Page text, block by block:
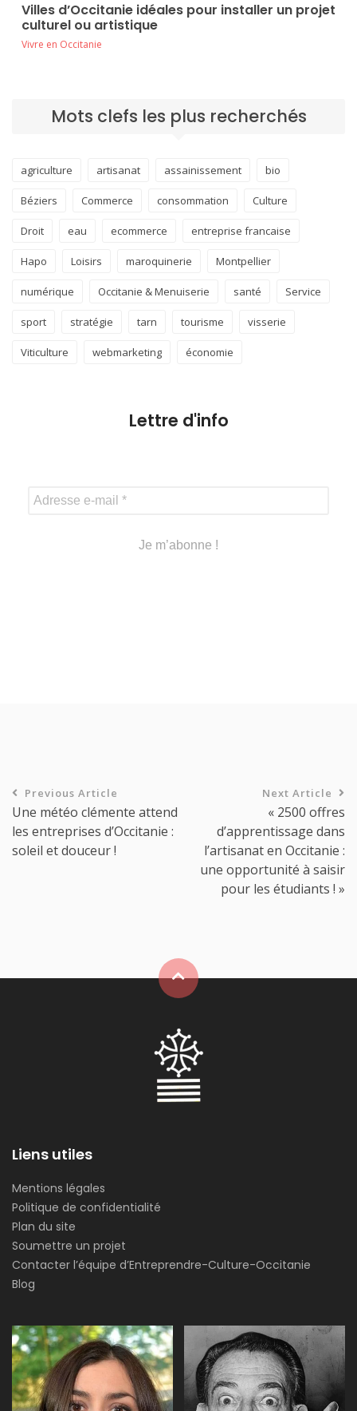
Villes d’Occitanie idéales pour installer un projet
culturel ou artistique
Vivre en Occitanie
Mots clefs les plus recherchés
agriculture artisanat assainissement bio
Béziers Commerce consommation Culture
Droit eau ecommerce entreprise francaise
Hapo Loisirs maroquinerie Montpellier
numérique Occitanie & Menuiserie santé Service
sport stratégie tarn tourisme visserie
Viticulture webmarketing économie
Lettre d'info
Previous Article
Une météo clémente attend
les entreprises d’Occitanie :
soleil et douceur !
Next Article
« 2500 offres
d’apprentissage dans
l’artisanat en Occitanie :
une opportunité à saisir
pour les étudiants ! »
Liens utiles
Mentions légales
Politique de confidentialité
Plan du site
Soumettre un projet
Contacter l’équipe d’Entreprendre-Culture-Occitanie
Blog